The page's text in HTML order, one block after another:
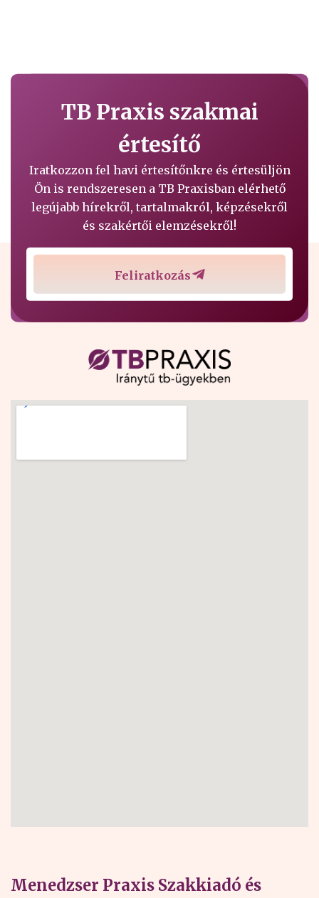
TB Praxis szakmai
értesítő
Iratkozzon fel havi értesítőnkre és értesüljön
Ön is rendszeresen a TB Praxisban elérhető
legújabb hírekről, tartalmakról, képzésekről
és szakértői elemzésekről!
Feliratkozás
Menedzser Praxis Szakkiadó és